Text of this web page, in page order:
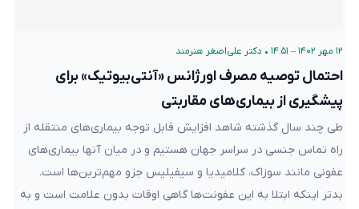
۱۲ مهر ۱۴۰۲ – ۱۴:۵۱ • دکتر علی‌اصغر هنرمند
احتمال توصیه مصرف اورژانس «آنتی‌بیوتیک» برای
پیشگیری از بیماری‌های مقاربتی
طی چند سال گذشته شاهد افزایش قابل توجه بیماری‌های منتقله از
راه تماس جنسی در سراسر جهان هستیم و در میان آنها بیماری‌های
عفونی مانند سوزاک، کلامیدیا و سیفیلیس جزو مهم‌ترین‌ها است.
بدتر اینکه ابتلا به این عفونت‌ها گاهی اوقات بدون علامت است و به‌